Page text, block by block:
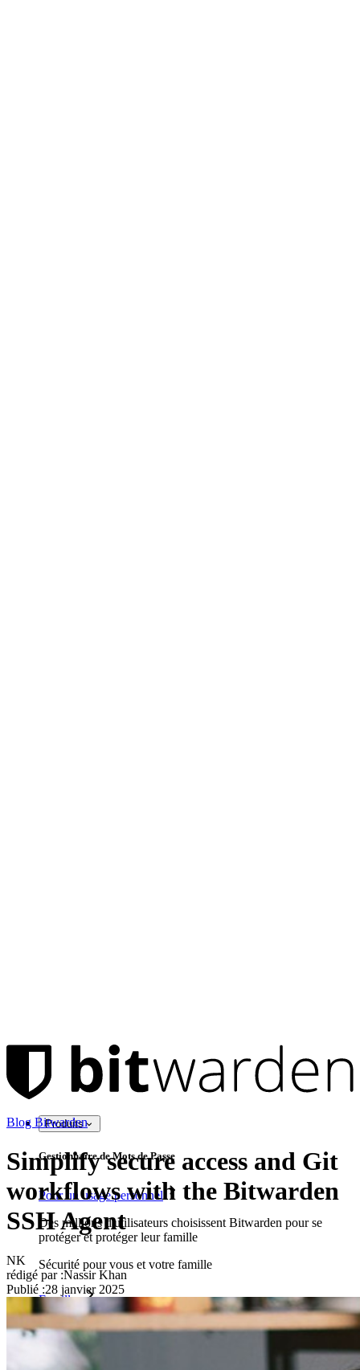
Produits
Gestionnaire de Mots de Passe
Pour un usage personnel
Des millions d'utilisateurs choisissent Bitwarden pour se
protéger et protéger leur famille
Sécurité pour vous et votre famille
Familles
Pour les entreprises
D'innombrables entreprises choisissent Bitwarden pour
sécuriser leurs intérêts.
Blog Bitwarden
Simplify secure access and Git
workflows with the Bitwarden
SSH Agent
NK
rédigé par :Nassir Khan
Publié :28 janvier 2025